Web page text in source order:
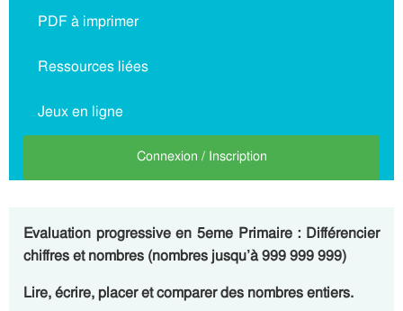
PDF à imprimer
Ressources liées
Jeux en ligne
Connexion / Inscription
Evaluation progressive en 5eme Primaire : Différencier
chiffres et nombres (nombres jusqu’à 999 999 999)
Lire, écrire, placer et comparer des nombres entiers.